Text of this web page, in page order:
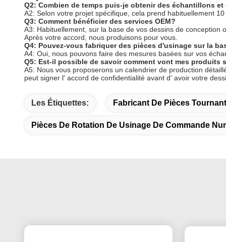
Q2: Combien de temps puis-je obtenir des échantillons
A2: Selon votre projet spécifique, cela prend habituellement
Q3: Comment bénéficier des services OEM?
A3: Habituellement, sur la base de vos dessins de
Après votre accord, nous produisons pour vous.
Q4: Pouvez-vous fabriquer des pièces d'usinage sur la
A4: Oui, nous pouvons faire des mesures basées sur vos
Q5: Est-il possible de savoir comment vont mes produits
A5: Nous vous proposerons un calendrier de production
peut signer l' accord de confidentialité avant d' avoir votre
Les Étiquettes: Fabricant De Pièces
Pièces De Rotation De Usinage De Commande